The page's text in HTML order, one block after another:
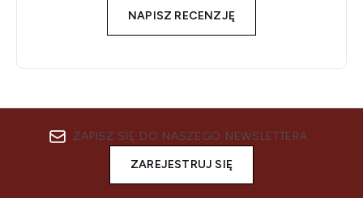
NAPISZ RECENZJĘ
ZAPISZ SIĘ DO NASZEGO NEWSLETTERA
ZAREJESTRUJ SIĘ